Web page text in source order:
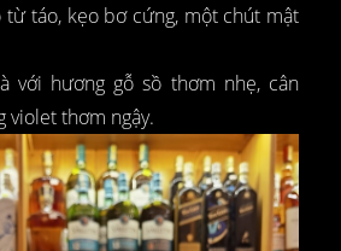
từ táo, kẹo bơ cứng, một chút mật
với hương gỗ sồ thơm nhẹ, cân
violet thơm ngậy.